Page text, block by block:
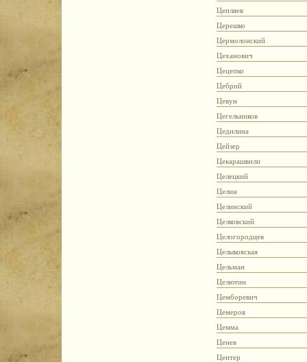
Цепляев
Церешко
Цермолонский
Цеханович
Цецепко
Цебрий
Цевун
Цегельников
Цедилина
Цейзер
Цекарашвили
Целецкий
Целин
Целинский
Целковский
Целогородцев
Целыковская
Цельман
Целютин
Цемборевич
Цемеров
Цемма
Ценев
Центер